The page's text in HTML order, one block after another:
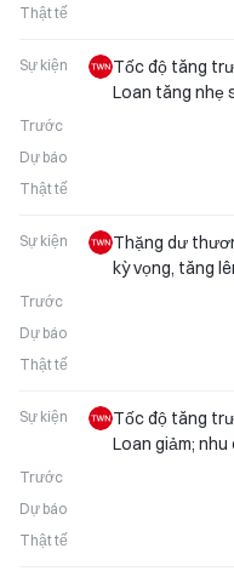
Thật tế
Sự kiện
Tốc độ tăng
Loan tăng nhẹ
Trước
Dự báo
Thật tế
Sự kiện
Thặng dư
kỳ vọng, tăng
Trước
Dự báo
Thật tế
Sự kiện
Tốc độ tăng
Loan giảm;
Trước
Dự báo
Thật tế